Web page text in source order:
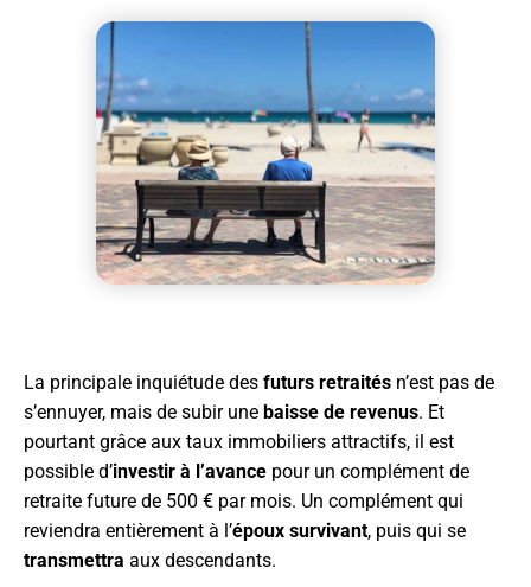
La principale inquiétude des futurs retraités n’est pas de
s’ennuyer, mais de subir une baisse de revenus. Et
pourtant grâce aux taux immobiliers attractifs, il est
possible d’investir à l’avance pour un complément de
retraite future de 500 € par mois. Un complément qui
reviendra entièrement à l’époux survivant, puis qui se
transmettra aux descendants.